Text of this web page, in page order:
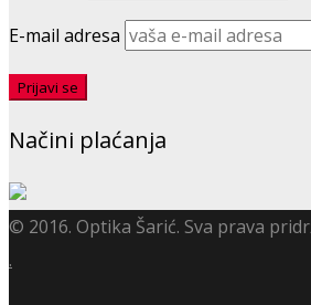
E-mail adresa
Načini plaćanja
© 2016. Optika Šarić. Sva prava
.